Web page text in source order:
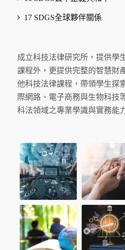
17 SDGS全球夥伴關係
成立科技法律研究所，提供學
課程外，更提供完整的智慧財
他科技法律課程，帶領學生探
際網路、電子商務與生物科技
科法領域之專業學識與實務能